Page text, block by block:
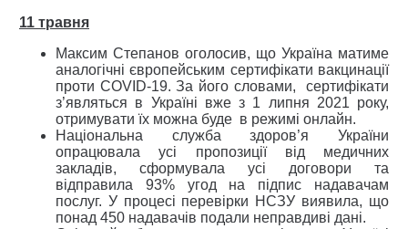
11 травня
Максим Степанов оголосив, що Україна матиме
аналогічні європейським сертифікати вакцинації
проти COVID-19. За його словами, сертифікати
з’являться в Україні вже з 1 липня 2021 року,
отримувати їх можна буде в режимі онлайн.
Національна служба здоров’я України
опрацювала усі пропозиції від медичних
закладів, сформувала усі договори та
відправила 93% угод на підпис надавачам
послуг. У процесі перевірки НСЗУ виявила, що
понад 450 надавачів подали неправдиві дані.